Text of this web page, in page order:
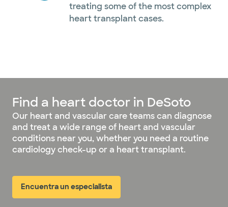
treating some of the most complex
heart transplant cases.
Find a heart doctor in DeSoto
Our heart and vascular care teams can diagnose
and treat a wide range of heart and vascular
conditions near you, whether you need a routine
cardiology check-up or a heart transplant.
Encuentra un especialista